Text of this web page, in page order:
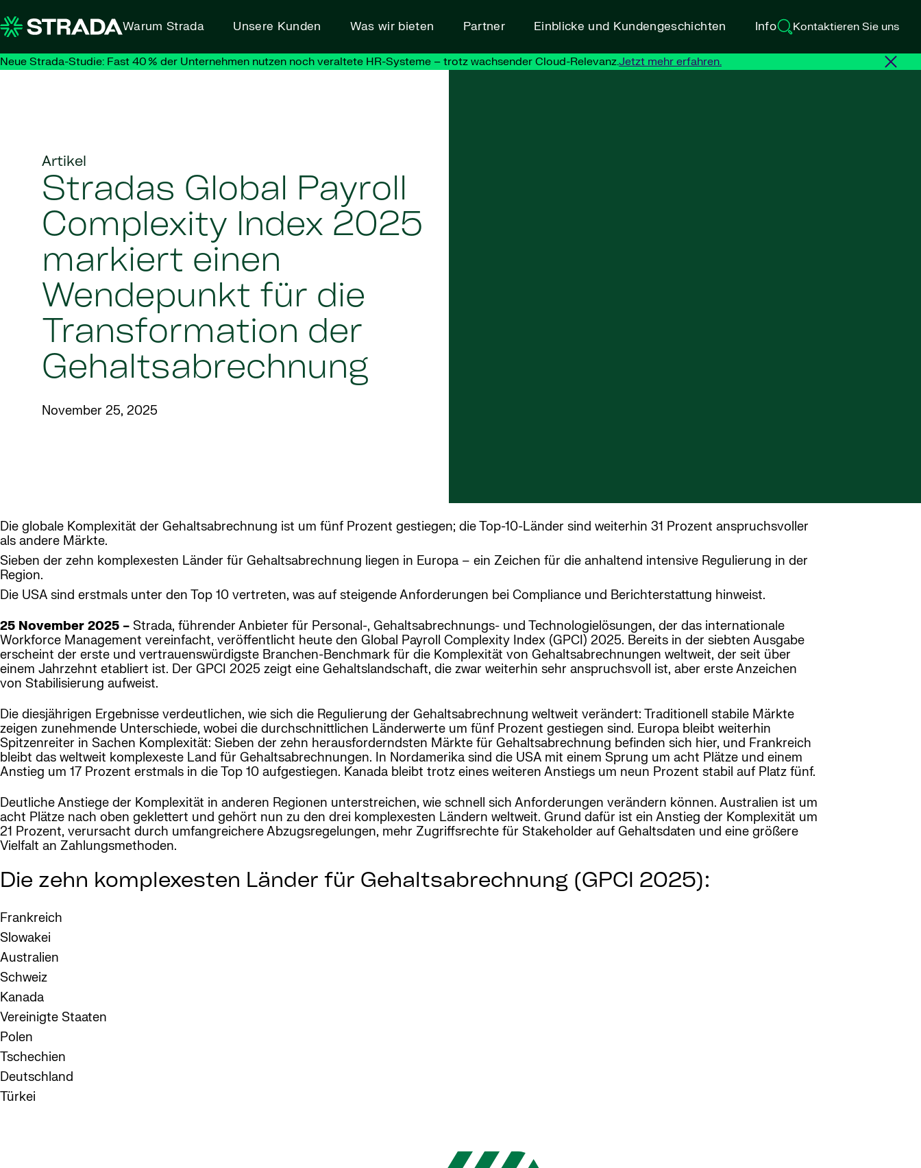
Warum Strada Unsere Kunden Was wir bieten Partner Einblicke und Kundengeschichten Info Kontaktieren Sie uns
Neue Strada-Studie: Fast 40 % der Unternehmen nutzen noch veraltete HR-Systeme – trotz wachsender Cloud-Relevanz.Jetzt mehr erfahren.
Artikel
Stradas Global Payroll
Complexity Index 2025
markiert einen
Wendepunkt für die
Transformation der
Gehaltsabrechnung
November 25, 2025
Die globale Komplexität der Gehaltsabrechnung ist um fünf Prozent gestiegen; die Top-10-Länder sind weiterhin 31 Prozent anspruchsvoller
als andere Märkte.
Sieben der zehn komplexesten Länder für Gehaltsabrechnung liegen in Europa – ein Zeichen für die anhaltend intensive Regulierung in der
Region.
Die USA sind erstmals unter den Top 10 vertreten, was auf steigende Anforderungen bei Compliance und Berichterstattung hinweist.
25 November 2025 – Strada, führender Anbieter für Personal-, Gehaltsabrechnungs- und Technologielösungen, der das internationale
Workforce Management vereinfacht, veröffentlicht heute den Global Payroll Complexity Index (GPCI) 2025. Bereits in der siebten Ausgabe
erscheint der erste und vertrauenswürdigste Branchen-Benchmark für die Komplexität von Gehaltsabrechnungen weltweit, der seit über
einem Jahrzehnt etabliert ist. Der GPCI 2025 zeigt eine Gehaltslandschaft, die zwar weiterhin sehr anspruchsvoll ist, aber erste Anzeichen
von Stabilisierung aufweist.
Die diesjährigen Ergebnisse verdeutlichen, wie sich die Regulierung der Gehaltsabrechnung weltweit verändert: Traditionell stabile Märkte
zeigen zunehmende Unterschiede, wobei die durchschnittlichen Länderwerte um fünf Prozent gestiegen sind. Europa bleibt weiterhin
Spitzenreiter in Sachen Komplexität: Sieben der zehn herausforderndsten Märkte für Gehaltsabrechnung befinden sich hier, und Frankreich
bleibt das weltweit komplexeste Land für Gehaltsabrechnungen. In Nordamerika sind die USA mit einem Sprung um acht Plätze und einem
Anstieg um 17 Prozent erstmals in die Top 10 aufgestiegen. Kanada bleibt trotz eines weiteren Anstiegs um neun Prozent stabil auf Platz fünf.
Deutliche Anstiege der Komplexität in anderen Regionen unterstreichen, wie schnell sich Anforderungen verändern können. Australien ist um
acht Plätze nach oben geklettert und gehört nun zu den drei komplexesten Ländern weltweit. Grund dafür ist ein Anstieg der Komplexität um
21 Prozent, verursacht durch umfangreichere Abzugsregelungen, mehr Zugriffsrechte für Stakeholder auf Gehaltsdaten und eine größere
Vielfalt an Zahlungsmethoden.
Die zehn komplexesten Länder für Gehaltsabrechnung (GPCI 2025):
Frankreich
Slowakei
Australien
Schweiz
Kanada
Vereinigte Staaten
Polen
Tschechien
Deutschland
Türkei